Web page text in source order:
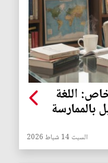
اللغة
بالممارسة
السبت 14 شباط 2026